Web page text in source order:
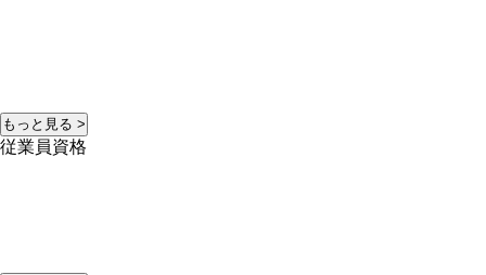
もっと見る >
従業員資格